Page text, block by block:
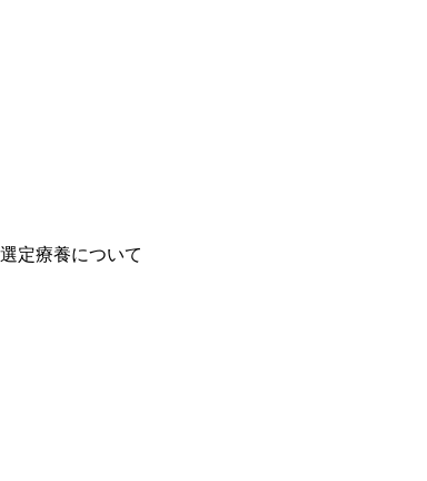
定療養について